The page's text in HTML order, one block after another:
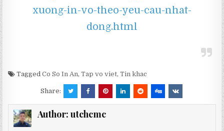
xuong-in-vo-theo-yeu-cau-nhat-
dong.html
TaggedCo So In An,Tap vo viet,Tin khac
Share:
Author: utchcmc